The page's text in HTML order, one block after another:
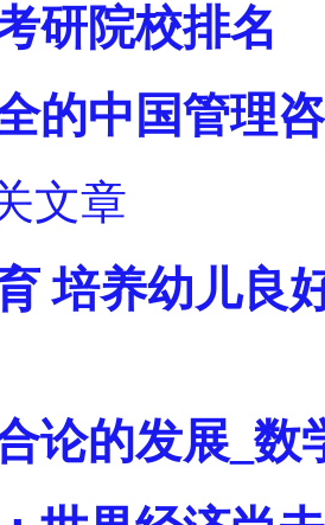
研院校排名
的中国管理
文章
培养幼儿良
论的发展_数